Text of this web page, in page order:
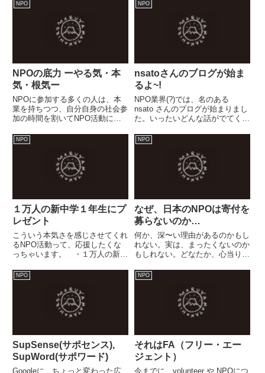
NPO
NPOの底力 ーやる気・本
気・根気ー
NPOに参加する多くの人は、本
業を持ちつつ、自分自身の社会参
加の時間を割いてNPO活動に関
人においても有給職員というカタ
チで雇用され、NPO活動に専業
する人もいる。ボランティアで参
加する者やそのサービスの提供
NPO
nsatoさんのブログが始ま
るよ~!
NPO業界(?)では、名のある
nsato さんのブログが始まりまし
た。いったいどんな話がでてくる
nsato の1日※う〜ん、なんだか
丸山さんがファシリテートしたん
だか、そそのかしたみたいだ....
NPO
１万人の新中学１年生にプ
レゼント
こういう本気さを感じさせてくれ
るNPO活動って、応援したくな
っちゃいます。 ・１万人の新中
ーブログ山梨県内に事務所を置
く、特定非営利活動法人つなぐ
（略称：つなぐNPO）（山本育
夫理事長）が、まちミューツアー
NPO
なぜ、日本のNPOは寄付を
募らないのか…
何か、深〜い理由があるのかもし
れない。実は、まったくないのか
もしれない。どなたか、心当りの
ぜひ教えてくださいませ。今年
は、ちょっと考えることがありま
して...ファンドレイジング, ドネ
ーションパーティ... e...
NPO
SupSense(サポセンス),
SupWord(サポワード)
Googleに、ちょっと変わった広
NPO
それはFA（フリー・エー
ジェント）
今までに、volunteer や NPOにつ